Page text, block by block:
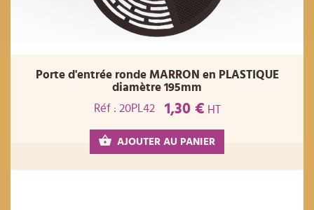
Porte d'entrée ronde MARRON en PLASTIQUE
diamètre 195mm
Réf : 20PL42
1,30 € HT
AJOUTER AU PANIER